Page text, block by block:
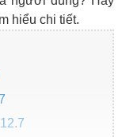
hiểu chi tiết.